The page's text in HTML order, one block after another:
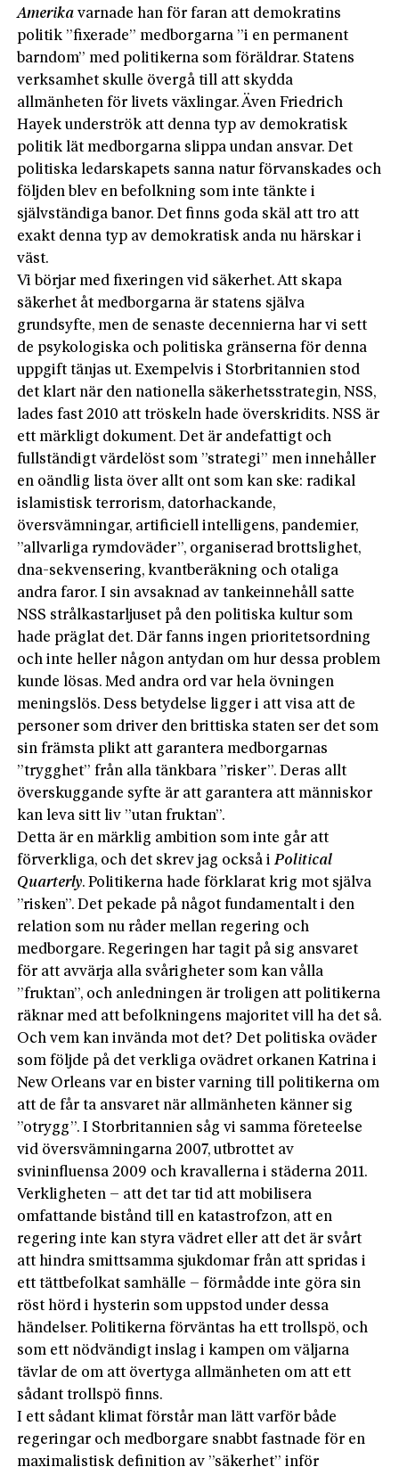
Amerika varnade han för faran att demokratins
politik ”fixerade” medborgarna ”i en permanent
barndom” med politikerna som föräldrar. Statens
verksamhet skulle övergå till att skydda
allmänheten för livets växlingar. Även Friedrich
Hayek underströk att denna typ av demokratisk
politik lät medborgarna slippa undan ansvar. Det
politiska ledarskapets sanna natur förvanskades och
följden blev en befolkning som inte tänkte i
självständiga banor. Det finns goda skäl att tro att
exakt denna typ av demokratisk anda nu härskar i
väst.
Vi börjar med fixeringen vid säkerhet. Att skapa
säkerhet åt medborgarna är statens själva
grundsyfte, men de senaste decennierna har vi sett
de psykologiska och politiska gränserna för denna
uppgift tänjas ut. Exempelvis i Storbritannien stod
det klart när den nationella säkerhetsstrategin, NSS,
lades fast 2010 att tröskeln hade överskridits. NSS är
ett märkligt dokument. Det är andefattigt och
fullständigt värdelöst som ”strategi” men innehåller
en oändlig lista över allt ont som kan ske: radikal
islamistisk terrorism, datorhackande,
översvämningar, artificiell intelligens, pandemier,
”allvarliga rymdoväder”, organiserad brottslighet,
dna-sekvensering, kvantberäkning och otaliga
andra faror. I sin avsaknad av tankeinnehåll satte
NSS strålkastarljuset på den politiska kultur som
hade präglat det. Där fanns ingen prioritetsordning
och inte heller någon antydan om hur dessa problem
kunde lösas. Med andra ord var hela övningen
meningslös. Dess betydelse ligger i att visa att de
personer som driver den brittiska staten ser det som
sin främsta plikt att garantera medborgarnas
”trygghet” från alla tänkbara ”risker”. Deras allt
överskuggande syfte är att garantera att människor
kan leva sitt liv ”utan fruktan”.
Detta är en märklig ambition som inte går att
förverkliga, och det skrev jag också iPolitical
Quarterly. Politikerna hade förklarat krig mot själva
”risken”. Det pekade på något fundamentalt i den
relation som nu råder mellan regering och
medborgare. Regeringen har tagit på sig ansvaret
för att avvärja alla svårigheter som kan vålla
”fruktan”, och anledningen är troligen att politikerna
räknar med att befolkningens majoritet vill ha det så.
Och vem kan invända mot det? Det politiska oväder
som följde på det verkliga ovädret orkanen Katrina i
New Orleans var en bister varning till politikerna om
att de får ta ansvaret när allmänheten känner sig
”otrygg”. I Storbritannien såg vi samma företeelse
vid översvämningarna 2007, utbrottet av
svininfluensa 2009 och kravallerna i städerna 2011.
Verkligheten – att det tar tid att mobilisera
omfattande bistånd till en katastrofzon, att en
regering inte kan styra vädret eller att det är svårt
att hindra smittsamma sjukdomar från att spridas i
ett tättbefolkat samhälle – förmådde inte göra sin
röst hörd i hysterin som uppstod under dessa
händelser. Politikerna förväntas ha ett trollspö, och
som ett nödvändigt inslag i kampen om väljarna
tävlar de om att övertyga allmänheten om att ett
sådant trollspö finns.
I ett sådant klimat förstår man lätt varför både
regeringar och medborgare snabbt fastnade för en
maximalistisk definition av ”säkerhet” inför